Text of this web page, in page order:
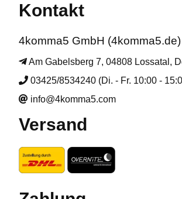
Kontakt
4komma5 GmbH (4komma5.de)
Am Gabelsberg 7, 04808 Lossatal,
03425/8534240 (Di. - Fr. 10:00 -
info@4komma5.com
Versand